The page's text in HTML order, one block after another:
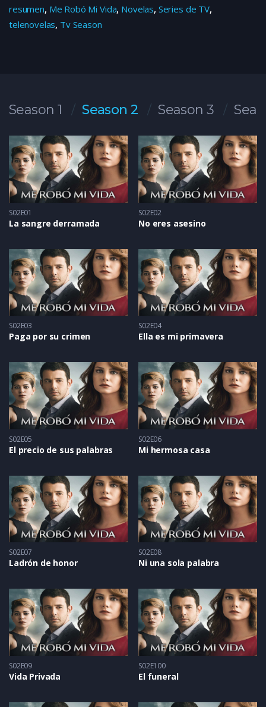
resumen, Me Robó Mi Vida, Novelas, Series de TV,
telenovelas, Tv Season
Season 1 Season 2 Season 3
S02E01
La sangre derramada
S02E02
No eres asesino
S02E03
Paga por su crimen
S02E04
Ella es mi primavera
S02E05
El precio de sus palabras
S02E06
Mi hermosa casa
S02E07
Ladrón de honor
S02E08
Ni una sola palabra
S02E09
Vida Privada
S02E100
El funeral